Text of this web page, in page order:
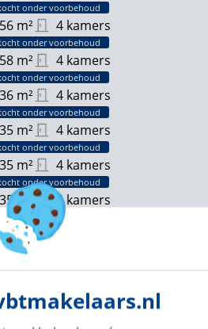
onder voorbehoud
m² 4 kamers
onder voorbehoud
m² 4 kamers
onder voorbehoud
m² 4 kamers
onder voorbehoud
m² 4 kamers
onder voorbehoud
m² 4 kamers
onder voorbehoud
m² 4 kamers
m² 4 kamers
onder voorbehoud
m² 4 kamers
m² 4 kamers